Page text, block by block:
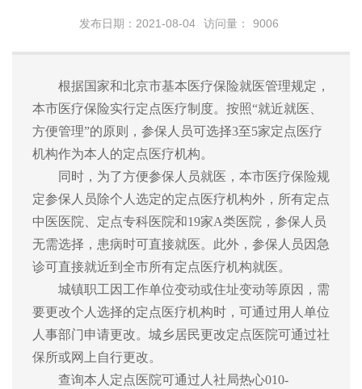
发布日期：2021-08-04 访问量： 9006
根据国家和北京市基本医疗保险就医管理规定，
本市医疗保险实行定点医疗制度。按照“就近就医、
方便管理”的原则，参保人员可选择3至5家定点医疗
机构作为本人的定点医疗机构。
同时，为了方便参保人员就医，本市医疗保险规
定参保人员除个人选定的定点医疗机构外，所有定点
中医医院、定点专科医院和19家A类医院，参保人员
无需选择，患病时可直接就医。此外，参保人员因急
诊可直接就近到全市所有定点医疗机构就医。
城镇职工因工作单位变动或住址变动等原因，需
要更改个人选择的定点医疗机构时，可通过用人单位
人事部门申请更改。城乡居民更改定点医院可通过社
保所或网上自行更改。
查询本人定点医院可通过人社局热心010-